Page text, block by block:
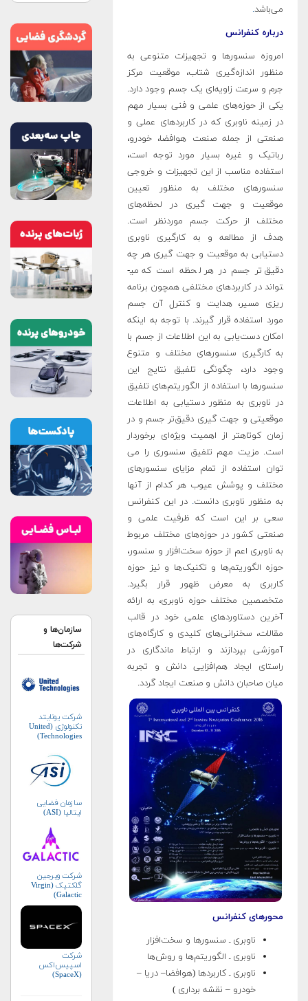
می‌باشد.
درباره کنفرانس
امروزه سنسورها و تجهیزات متنوعی به
منظور اندازه­‌گیری شتاب، موقعیت مرکز
جرم و سرعت زاویه­‌ای یک جسم وجود دارد.
یکی از حوزه­‌های علمی و فنی بسیار مهم
در زمینه ناوبری که در کاربردهای عملی و
صنعتی از جمله صنعت هوافضا، خودرو،
رباتیک و غیره بسیار مورد توجه است،
استفاده مناسب از این تجهیزات و خروجی
سنسورهای مختلف به منظور تعیین
موقعیت و جهت­ گیری در لحظه­‌های
مختلف از حرکت جسم موردنظر است.
هدف از مطالعه و به کارگیری ناوبری
دستیابی به موقعیت و جهت­ گیری هر چه
دقیق‌­تر جسم در هر لحظه است که می­
تواند در کاربردهای مختلفی همچون برنامه­‌
ریزی مسیر، هدایت و کنترل آن جسم
مورد استفاده قرار گیرند. با توجه به اینکه
امکان دست‌یابی به این اطلاعات از جسم با
به کارگیری سنسورهای مختلف و متنوع
وجود دارد، چگونگی تلفیق نتایج این
سنسورها با استفاده از الگوریتم­‌های تلفیق
در ناوبری به منظور دستیابی به اطلاعات
موقعیتی و جهت­ گیری دقیق­‌تر جسم و در
زمان کوتاه­تر از اهمیت ویژه­‌ای برخوردار
است. مزیت مهم تلفیق سنسوری را می­‌
توان استفاده از تمام مزایای سنسورهای
مختلف و پوشش عیوب هر کدام از آنها
به منظور ناوبری دانست. در این کنفرانس
سعی بر این است که ظرفیت علمی و
صنعتی کشور در حوزه­‌های مختلف مربوط
به ناوبری اعم از حوزه سخت‌افزار و سنسور،
حوزه الگوریتم­‌ها و تکنیک­‌ها و نیز حوزه
کاربری به معرض ظهور قرار بگیرد.
متخصصین مختلف حوزه ناوبری، به ارائه
آخرین دستاوردهای علمی خود در قالب
مقالات، سخنرانی­‌های کلیدی و کارگاه­‌های
آموزشی بپردازند و ارتباط ماندگاری در
راستای ایجاد هم‌افزایی دانش و تجربه
میان صاحبان دانش و صنعت ایجاد گردد.
محورهای کنفرانس
ناوبری ـ سنسورها و سخت‌افزار
ناوبری ـ الگوریتم‌ها و روش‌ها
ناوبری ـ کاربردها (هوافضا– دریا –
خودرو – نقشه برداری )
سازمان‌ها و
شرکت‌ها
شرکت یونایتد
تکنولوژی (United
Technologies)
سازمان فضایی
ایتالیا (ASI)
شرکت ویرجین
گلکتیک (Virgin
Galactic)
شرکت
اسپیس‌اکس
(SpaceX)